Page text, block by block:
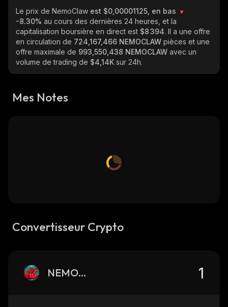
Le prix de NemoClaw est $0,00001125, en bas
-8.30% au cours des dernières 24 heures, et la
capitalisation boursière en direct est $8 394. Il a une offre
en circulation de 724,167,466 NEMOCLAW pièces et une
offre maximale de 993,550,438 NEMOCLAW avec un
volume de trading de $4,14K sur 24h.
Mes Notes
Convertisseur Crypto
NEMOCLAW